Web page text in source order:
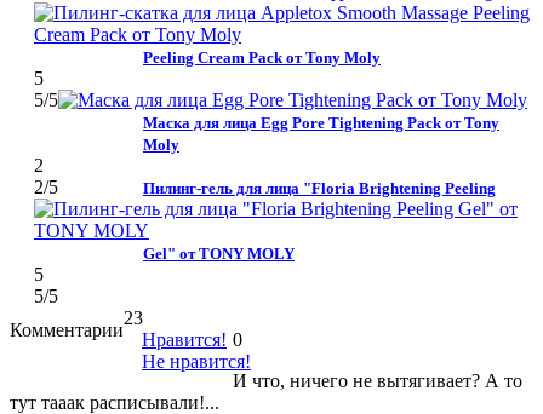
Peeling Cream Pack от Tony Moly
5
5/5
Маска для лица Egg Pore Tightening Pack от Tony
Moly
2
2/5 Пилинг-гель для лица "Floria Brightening Peeling
Gel" от TONY MOLY
5
5/5
Комментарии
23
Нравится!
Не нравится!
0
И что, ничего не вытягивает? А то
тут тааак расписывали!...